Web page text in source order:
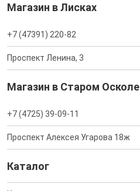
Магазин в Лисках
+7 (47391) 220-82
Проспект Ленина, 3
Магазин в Старом Осколе
+7 (4725) 39-09-11
Проспект Алексея Угарова 18ж
Каталог